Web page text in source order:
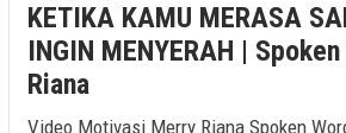
KETIKA KAMU MERASA
INGIN MENYERAH |
Riana
Video Motivasi Merry Riana Spoken